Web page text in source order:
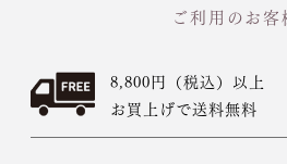
ご利用のお客
8,800円（税込）以上
お買上げで送料無料